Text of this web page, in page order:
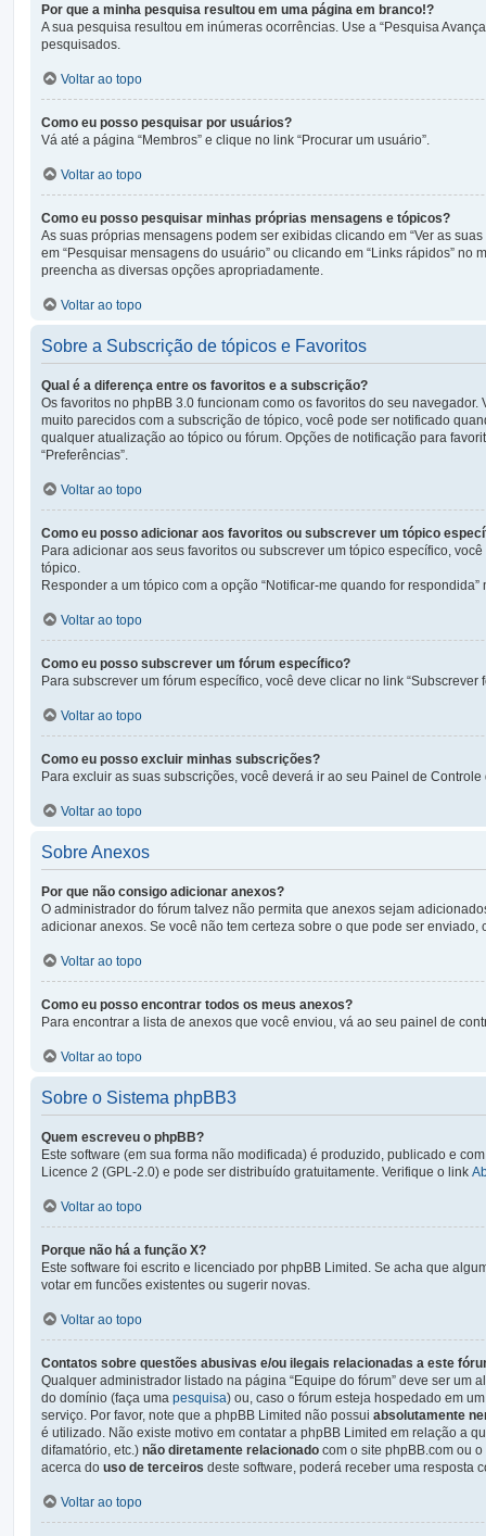
Por que a minha pesquisa resultou em uma página em branco!?
A sua pesquisa resultou em inúmeras ocorrências. Use a “Pesquisa
pesquisados.
Voltar ao topo
Como eu posso pesquisar por usuários?
Vá até a página “Membros” e clique no link “Procurar um usuário”.
Voltar ao topo
Como eu posso pesquisar minhas próprias mensagens e tópicos?
As suas próprias mensagens podem ser exibidas clicando em “Ver as
em “Pesquisar mensagens do usuário” ou clicando em “Links rápidos”
preencha as diversas opções apropriadamente.
Voltar ao topo
Sobre a Subscrição de tópicos e Favoritos
Qual é a diferença entre os favoritos e a subscrição?
Os favoritos no phpBB 3.0 funcionam como os favoritos do seu
muito parecidos com a subscrição de tópico, você pode ser notificado
qualquer atualização ao tópico ou fórum. Opções de notificação para
“Preferências”.
Voltar ao topo
Como eu posso adicionar aos favoritos ou subscrever um tópico
Para adicionar aos seus favoritos ou subscrever um tópico específico,
tópico.
Responder a um tópico com a opção “Notificar-me quando for
Voltar ao topo
Como eu posso subscrever um fórum específico?
Para subscrever um fórum específico, você deve clicar no link
Voltar ao topo
Como eu posso excluir minhas subscrições?
Para excluir as suas subscrições, você deverá ir ao seu Painel de
Voltar ao topo
Sobre Anexos
Por que não consigo adicionar anexos?
O administrador do fórum talvez não permita que anexos sejam
adicionar anexos. Se você não tem certeza sobre o que pode ser
Voltar ao topo
Como eu posso encontrar todos os meus anexos?
Para encontrar a lista de anexos que você enviou, vá ao seu painel de
Voltar ao topo
Sobre o Sistema phpBB3
Quem escreveu o phpBB?
Este software (em sua forma não modificada) é produzido, publicado e
Licence 2 (GPL-2.0) e pode ser distribuído gratuitamente. Verifique o link
Voltar ao topo
Porque não há a função X?
Este software foi escrito e licenciado por phpBB Limited. Se acha que
votar em funcões existentes ou sugerir novas.
Voltar ao topo
Contatos sobre questões abusivas e/ou ilegais relacionadas a este
Qualquer administrador listado na página “Equipe do fórum” deve ser
do domínio (faça uma pesquisa) ou, caso o fórum esteja hospedado em
serviço. Por favor, note que a phpBB Limited não possui absolutamente
é utilizado. Não existe motivo em contatar a phpBB Limited em relação a
difamatório, etc.) não diretamente relacionado com o site phpBB.com ou
acerca do uso de terceiros deste software, poderá receber uma resposta
Voltar ao topo